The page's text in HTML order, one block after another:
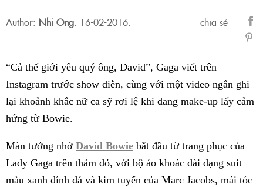
Author: Nhi Ong. 16-02-2016.
chia sẻ
sẻ
“Cả thế giới yêu quý ông, David”, Gaga viết trên
Instagram trước show diễn, cùng với một video ngắn ghi
lại khoảnh khắc nữ ca sỹ rơi lệ khi đang make-up lấy cảm
hứng từ Bowie.
Màn tưởng nhớ David Bowie bắt đầu từ trang phục của
Lady Gaga trên thảm đỏ, với bộ áo khoác dài dạng suit
màu xanh đính đá và kim tuyến của Marc Jacobs, mái tóc